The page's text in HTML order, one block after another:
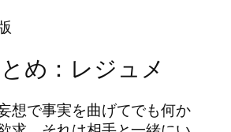
め：レジュメ
想で事実を曲げてでも何か